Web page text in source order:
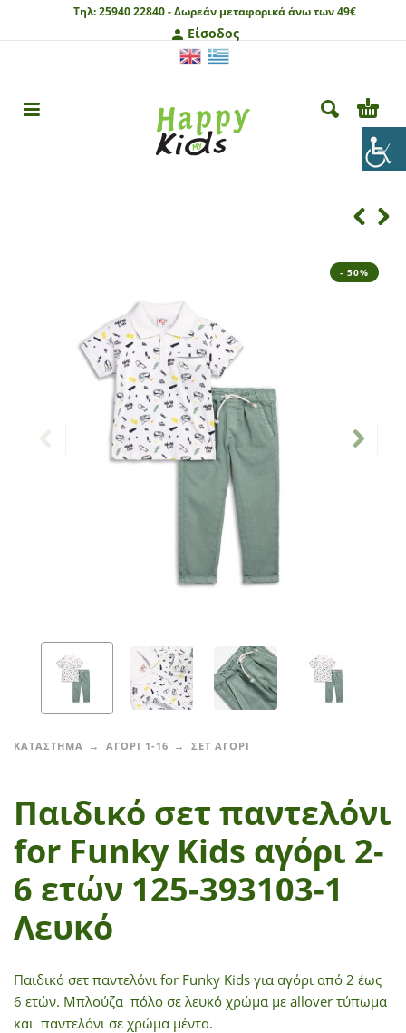
Τηλ:25940 22840 -Δωρεάν μεταφορικά άνω των 49€
Είσοδος
- 50%
ΚΑΤΑΣΤΗΜΑ ΑΓΟΡΙ 1-16 ΣΕΤ ΑΓΟΡΙ
Παιδικό σετ παντελόνι
for Funky Kids αγόρι 2-
6 ετών 125-393103-1
Λευκό
Παιδικό σετ παντελόνι for Funky Kids για αγόρι από 2 έως
6 ετών. Μπλούζα πόλο σε λευκό χρώμα με allover τύπωμα
και παντελόνι σε χρώμα μέντα.